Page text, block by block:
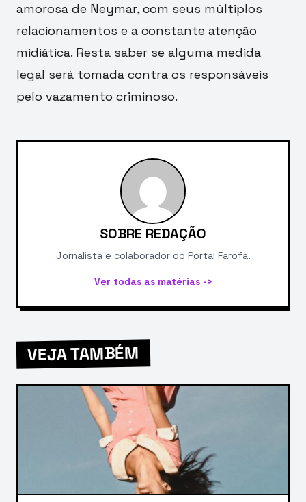
amorosa de Neymar, com seus múltiplos
relacionamentos e a constante atenção
midiática. Resta saber se alguma medida
legal será tomada contra os responsáveis
pelo vazamento criminoso.
SOBRE REDAÇÃO
Jornalista e colaborador do Portal Farofa.
Ver todas as matérias ->
VEJA TAMBÉM